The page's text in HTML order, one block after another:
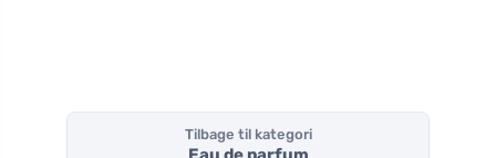
Tilbage til kategori